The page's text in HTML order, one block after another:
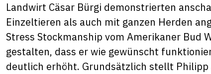
Landwirt Cäsar Bürgi demonstrierten
Einzeltieren als auch mit ganzen Herden
Stress Stockmanship vom Amerikaner Bud
gestalten, dass er wie gewünscht
deutlich erhöht. Grundsätzlich stellt